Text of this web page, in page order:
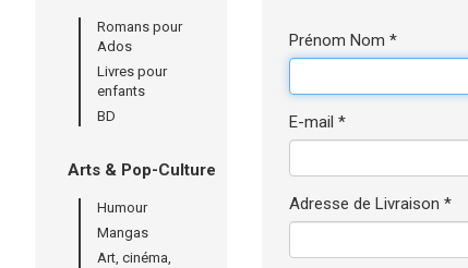
Romans pour
Ados
Livres pour
enfants
BD
Arts & Pop-Culture
Humour
Mangas
Art, cinéma,
Prénom Nom *
E-mail *
Adresse de Livraison *